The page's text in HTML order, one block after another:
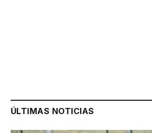
ÚLTIMAS NOTICIAS